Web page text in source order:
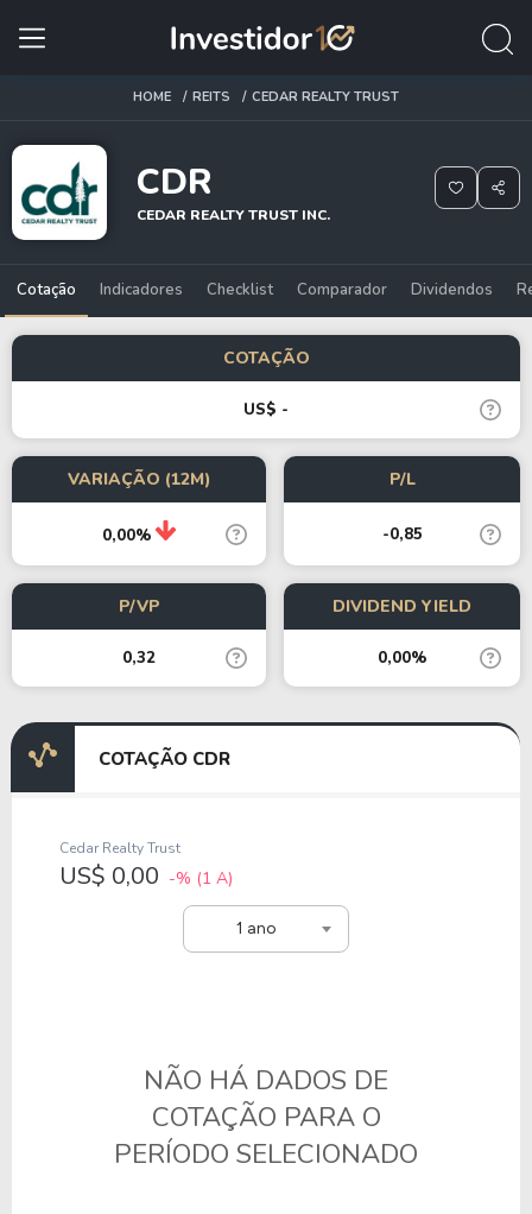
HOME REITS CEDAR REALTY TRUST
CDR
CEDAR REALTY TRUST INC.
Cotação Indicadores Checklist Comparador Dividendos
COTAÇÃO
US$ -
VARIAÇÃO (12M)
0,00%
P/L
-0,85
P/VP
0,32
DIVIDEND YIELD
0,00%
COTAÇÃO CDR
1 ano
Cedar Realty Trust
US$ 0,00 -% (1 A)
NÃO HÁ DADOS DE
COTAÇÃO PARA O
PERÍODO SELECIONADO